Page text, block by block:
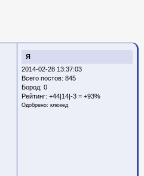
Я
2014-02-28 13:37:03
Всего постов: 845
Бород: 0
Рейтинг: +44|14|-3 = +93%
Одобрено: клюкед